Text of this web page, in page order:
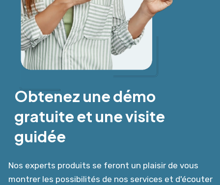
Obtenez une démo
gratuite et une visite
guidée
Nos experts produits se feront un plaisir de vous
montrer les possibilités de nos services et d'écouter